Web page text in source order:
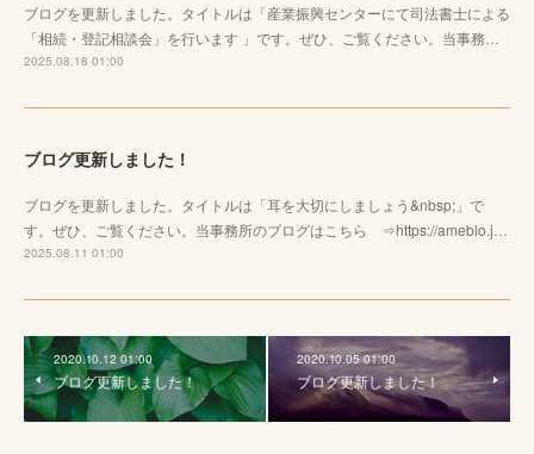
ブログを更新しました。タイトルは「産業振興センターにて司法書士による
「相続・登記相談会」を行います 」です。ぜひ、ご覧ください。当事務…
2025.08.18 01:00
ブログ更新しました！
ブログを更新しました。タイトルは「耳を大切にしましょう&nbsp;」で
す。ぜひ、ご覧ください。当事務所のブログはこちら ⇒https://ameblo.j…
2025.08.11 01:00
2020.10.12 01:00
ブログ更新しました！
2020.10.05 01:00
ブログ更新しました！